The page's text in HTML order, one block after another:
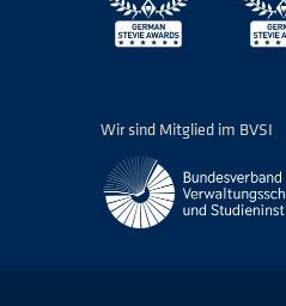
Wir sind Mitglied im BVSI